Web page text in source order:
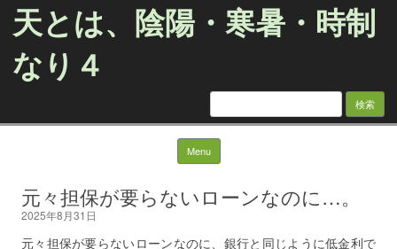
天とは、陰陽・寒暑・時制
なり４
検
Menu Skip to content
元々担保が要らないローンなのに…。
2025年8月31日
元々担保が要らないローンなのに、銀行と同じように低金利で